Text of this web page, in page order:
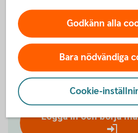
Förväntat
172
Insättningar från dig är 120
avkastning är +52
Logga in och börja
Godkänn alla
Bara nödvändiga
Cookie-